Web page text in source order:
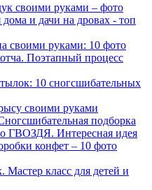
своими руками – фото
и дачи на дровах - топ
своими руками: 10 фото
Поэтапный процесс
10 сногсшибательных
своими руками
подборка
ГВОЗДЯ. Интересная идея
конфет – 10 фото
Мастер класс для детей и